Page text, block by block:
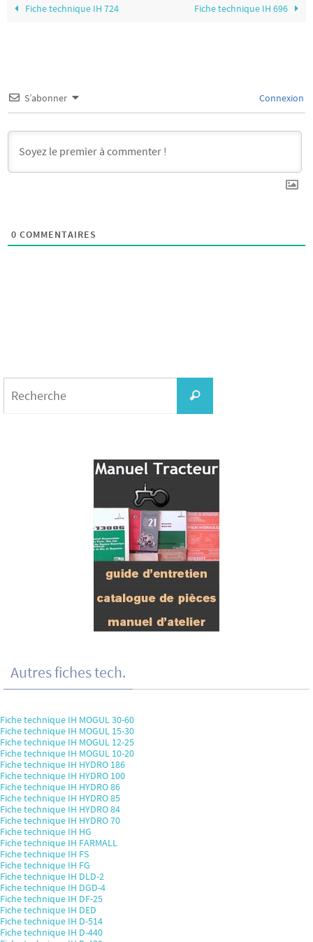
Fiche technique IH 724 Fiche technique IH 696
S’abonner Connexion
0 COMMENTAIRES
Recherche
Autres fiches tech.
Fiche technique IH MOGUL 30-60
Fiche technique IH MOGUL 15-30
Fiche technique IH MOGUL 12-25
Fiche technique IH MOGUL 10-20
Fiche technique IH HYDRO 186
Fiche technique IH HYDRO 100
Fiche technique IH HYDRO 86
Fiche technique IH HYDRO 85
Fiche technique IH HYDRO 84
Fiche technique IH HYDRO 70
Fiche technique IH HG
Fiche technique IH FARMALL
Fiche technique IH FS
Fiche technique IH FG
Fiche technique IH DLD-2
Fiche technique IH DGD-4
Fiche technique IH DF-25
Fiche technique IH DED
Fiche technique IH D-514
Fiche technique IH D-440